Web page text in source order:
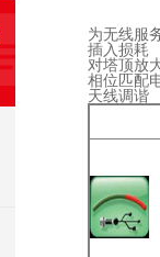
为无线服
插入损耗
对塔顶放
相位匹配
天线调谐